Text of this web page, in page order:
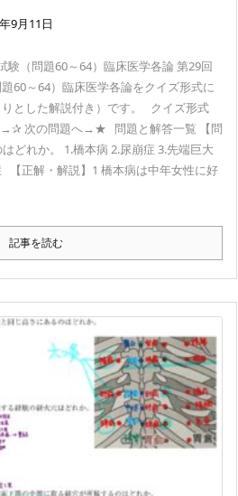
9月11日
験（問題60～64）臨床医学各論 第29回
60～64）臨床医学各論をクイズ形式に
とした解説付き）です。 クイズ形式
→✰ 次の問題へ→★ 問題と解答一覧 【問
どれか。 1.橋本病 2.尿崩症 3.先端巨大
【正解・解説】1 橋本病は中年女性に好
記事を読む